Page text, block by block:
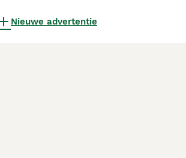
Nieuwe advertentie